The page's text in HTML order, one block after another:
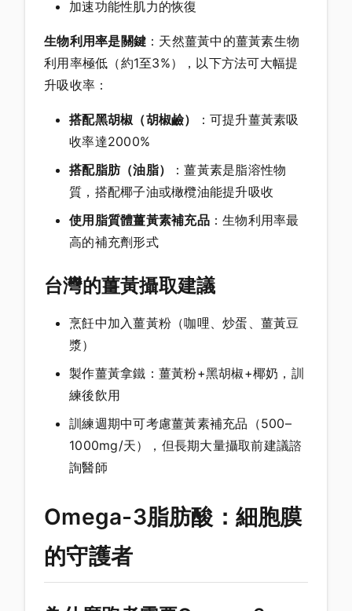
加速功能性肌力的恢復
生物利用率是關鍵 ：天然薑黃中的薑黃素生物
利用率極低（約1至3%），以下方法可大幅提
升吸收率：
搭配黑胡椒（胡椒鹼）
：可提升薑黃素吸
收率達2000%
搭配脂肪（油脂）
：薑黃素是脂溶性物
質，搭配椰子油或橄欖油能提升吸收
使用脂質體薑黃素補充品：生物利用率最
高的補充劑形式
台灣的薑黃攝取建議
烹飪中加入薑黃粉（咖哩、炒蛋、薑黃豆
漿）
製作薑黃拿鐵：薑黃粉+黑胡椒+椰奶，訓
練後飲用
訓練週期中可考慮薑黃素補充品（500–
1000mg/天），但長期大量攝取前建議諮
詢醫師
Omega-3脂肪酸：細胞膜
的守護者